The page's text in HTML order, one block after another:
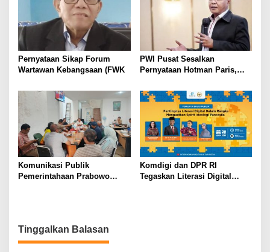
Pernyataan Sikap Forum
Wartawan Kebangsaan (FWK
PWI Pusat Sesalkan
Pernyataan Hotman Paris,
Wartawan dan Kemerdekaan
Pers
Komunikasi Publik
Pemerintahaan Prabowo
Komdigi dan DPR RI
Tegaskan Literasi Digital
Tinggalkan Balasan